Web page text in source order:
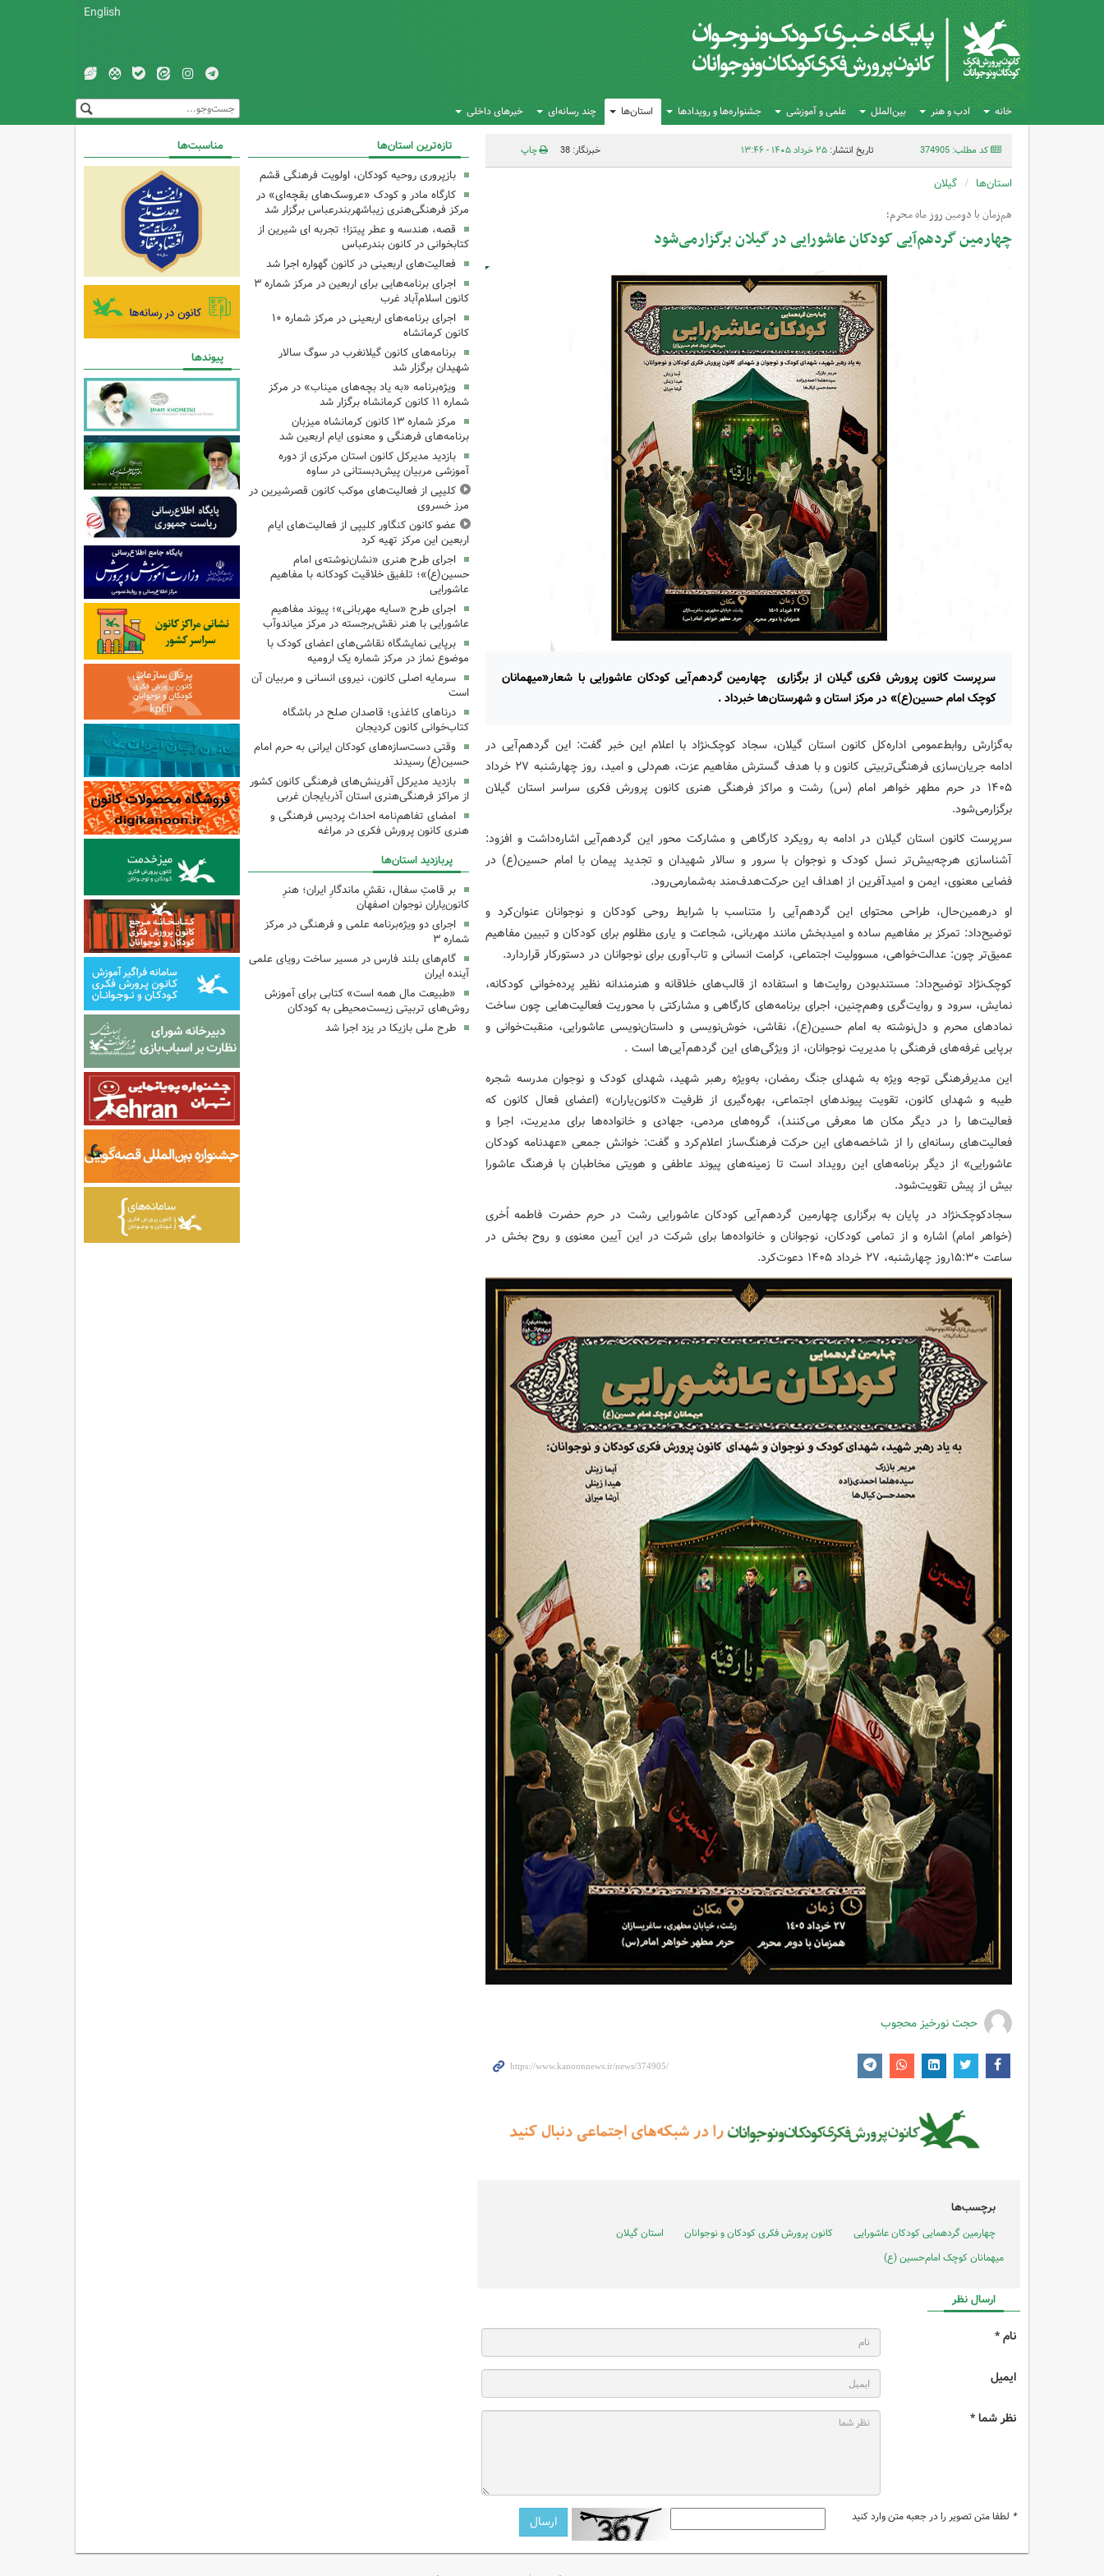
English
خانه ادب و هنر بین‌الملل علمی و آموزشی جشنواره‌ها و رویدادها استان‌ها چند رسانه‌ای خبرهای داخلی
کد مطلب: 374905 تاریخ انتشار:۲۵ خرداد ۱۴۰۵ - ۱۳:۴۶ خبرنگار: 38 چاپ
استان‌ها گیلان
هم‌زمان با دومین روز ماه محرم؛
چهارمین گردهم‌آیی کودکان عاشورایی در گیلان برگزارمی‌شود
سرپرست کانون پرورش فکری گیلان از برگزاری چهارمین گردهم‌آیی کودکان عاشورایی با شعار«میهمانان
کوچک امام حسین(ع)» در مرکز استان و شهرستان‌ها خبرداد .
به‌گزارش روابط‌عمومی اداره‌کل کانون استان گیلان، سجاد کوچک‌نژاد با اعلام این خبر گفت: این گردهم‌آیی در
ادامه جریان‌سازی فرهنگی‌تربیتی کانون و با هدف گسترش مفاهیم عزت، هم‌دلی و امید، روز چهارشنبه ۲۷ خرداد
۱۴۰۵ در حرم مطهر خواهر امام (س) رشت و مراکز فرهنگی هنری کانون پرورش فکری سراسر استان گیلان
برگزارمی‌شود.
سرپرست کانون استان گیلان در ادامه به رویکرد کارگاهی و مشارکت محور این گردهم‌آیی اشاره‌داشت و افزود:
آشناسازی هرچه‌بیش‌تر نسل کودک و نوجوان با سرور و سالار شهیدان و تجدید پیمان با امام حسین(ع) در
فضایی معنوی، ایمن و امیدآفرین از اهداف این حرکت‌هدف‌مند به‌شمارمی‌رود.
او درهمین‌حال، طراحی محتوای این گردهم‌آیی را متناسب با شرایط روحی کودکان و نوجوانان عنوان‌کرد و
توضیح‌داد: تمرکز بر مفاهیم ساده و امیدبخش مانند مهربانی، شجاعت و یاری مظلوم برای کودکان و تبیین مفاهیم
عمیق‌تر چون: عدالت‌خواهی، مسوولیت اجتماعی، کرامت انسانی و تاب‌آوری برای نوجوانان در دستورکار قراردارد.
کوچک‌نژاد توضیح‌داد: مستندبودن روایت‌ها و استفاده از قالب‌های خلاقانه و هنرمندانه نظیر پرده‌خوانی کودکانه‌،
نمایش، سرود و روایت‌گری وهم‌چنین، اجرای برنامه‌های کارگاهی و مشارکتی با محوریت فعالیت‌هایی چون ساخت
نمادهای محرم و دل‌نوشته به امام حسین(ع)،‌ نقاشی، خوش‌نویسی و داستان‌نویسی عاشورایی،‌ منقبت‌خوانی و
برپایی غرفه‌های فرهنگی با مدیریت نوجوانان، از ویژگی‌های این گردهم‌آیی‌ها است .
این مدیرفرهنگی توجه ویژه به شهدای جنگ رمضان، به‌ویژه رهبر شهید، شهدای کودک و نوجوان مدرسه شجره
طیبه و شهدای کانون، تقویت پیوندهای اجتماعی، بهره‌گیری از ظرفیت «کانون‌یاران» (اعضای فعال کانون که
فعالیت‌ها را در دیگر مکان ها معرفی می‌کنند)، گروه‌های مردمی، جهادی و خانواده‌ها برای مدیریت، اجرا و
فعالیت‌های رسانه‌ای را از شاخصه‌های این حرکت فرهنگ‌ساز اعلام‌کرد و گفت: خوانش جمعی «عهدنامه کودکان
عاشورایی» از دیگر برنامه‌های این رویداد است تا زمینه‌های پیوند عاطفی و هویتی مخاطبان با فرهنگ عاشورا
بیش از پیش تقویت‌شود.
سجادکوچک‌نژاد در پایان به برگزاری چهارمین گردهم‌آیی کودکان عاشورایی رشت در حرم حضرت فاطمه اُخری
(خواهر امام) اشاره و از تمامی کودکان، نوجوانان و خانواده‌ها برای شرکت در این آیین معنوی و روح ‌بخش در
ساعت ۱۵:۳۰روز چهارشنبه، ۲۷ خرداد ۱۴۰۵ دعوت‌کرد.
حجت نورخیز محجوب
برچسب‌ها
چهارمین گردهمایی کودکان عاشورایی کانون پرورش فکری کودکان و نوجوانان
استان گیلان
میهمانان کوچک امام‌حسین (ع)
ارسال نظر
نام *
ایمیل
نظر شما *
* لطفا متن تصویر را در جعبه متن وارد کنید
تازه‌ترین استان‌ها
بازپروری روحیه کودکان، اولویت فرهنگی قشم
کارگاه مادر و کودک «عروسک‌های بقچه‌ای» در
مرکز فرهنگی‌هنری زیباشهربندرعباس برگزار شد
قصه، هندسه و عطر پیتزا؛ تجربه ای شیرین از
کتابخوانی در کانون بندرعباس
فعالیت‌های اربعینی در کانون گهواره اجرا شد
اجرای برنامه‌هایی برای اربعین در مرکز شماره ۳
کانون اسلام‌آباد غرب
اجرای برنامه‌های اربعینی در مرکز شماره ۱۰
کانون کرمانشاه
برنامه‌های کانون گیلانغرب در سوگ سالار
شهیدان برگزار شد
ویژه‌برنامه «به یاد بچه‌های میناب» در مرکز
شماره ۱۱ کانون کرمانشاه برگزار شد
مرکز شماره ۱۳ کانون کرمانشاه میزبان
برنامه‌های فرهنگی و معنوی ایام اربعین شد
بازدید مدیرکل کانون استان مرکزی از دوره
آموزشی مربیان پیش‌دبستانی در ساوه
کلیپی از فعالیت‌های موکب کانون قصرشیرین در
مرز خسروی
عضو کانون کنگاور کلیپی از فعالیت‌های ایام
اربعین این مرکز تهیه کرد
اجرای طرح هنری «نشان‌نوشته‌ی امام
حسین(ع)»؛ تلفیق خلاقیت کودکانه با مفاهیم
عاشورایی
اجرای طرح «سایه مهربانی»؛ پیوند مفاهیم
عاشورایی با هنر نقش‌برجسته در مرکز میاندوآب
برپایی نمایشگاه نقاشی‌های اعضای کودک با
موضوع نماز در مرکز شماره یک ارومیه
سرمایه اصلی کانون، نیروی انسانی و مربیان آن
است
درناهای کاغذی؛ قاصدان صلح در باشگاه
کتاب‌خوانی کانون کردیجان
وقتی دست‌سازه‌های کودکان ایرانی به حرم امام
حسین(ع) رسیدند
بازدید مدیرکل آفرینش‌های فرهنگی کانون کشور
از مراکز فرهنگی‌هنری استان آذربایجان غربی
امضای تفاهم‌نامه احداث پردیس فرهنگی و
هنری کانون پرورش فکری در مراغه
پربازدید استان‌ها
بر قامتِ سفال، نقشِ ماندگارِ ایران؛ هنرِ
کانون‌یاران نوجوان اصفهان
اجرای دو ویژه‌برنامه علمی و فرهنگی در مرکز
شماره ۳
گام‌های بلند فارس در مسیر ساخت رویای علمی
آینده ایران
«طبیعت مال همه است» کتابی برای آموزش
روش‌های تربیتی زیست‌محیطی به کودکان
طرح ملی بازیکا در یزد اجرا شد
مناسبت‌ها
پیوندها